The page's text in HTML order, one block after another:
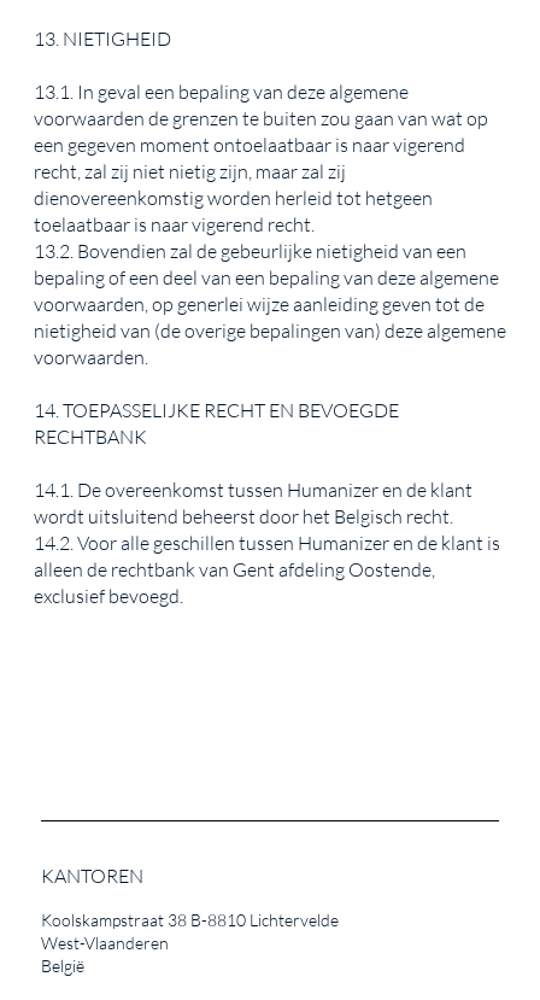
13. NIETIGHEID
13.1. In geval een bepaling van deze algemene
voorwaarden de grenzen te buiten zou gaan van wat op
een gegeven moment ontoelaatbaar is naar vigerend
recht, zal zij niet nietig zijn, maar zal zij
dienovereenkomstig worden herleid tot hetgeen
toelaatbaar is naar vigerend recht.
13.2. Bovendien zal de gebeurlijke nietigheid van een
bepaling of een deel van een bepaling van deze algemene
voorwaarden, op generlei wijze aanleiding geven tot de
nietigheid van (de overige bepalingen van) deze algemene
voorwaarden.
14. TOEPASSELIJKE RECHT EN BEVOEGDE
RECHTBANK
14.1. De overeenkomst tussen Humanizer en de klant
wordt uitsluitend beheerst door het Belgisch recht.
14.2. Voor alle geschillen tussen Humanizer en de klant is
alleen de rechtbank van Gent afdeling Oostende,
exclusief bevoegd.
KANTOREN
Koolskampstraat 38 B-8810 Lichtervelde
West-Vlaanderen
België